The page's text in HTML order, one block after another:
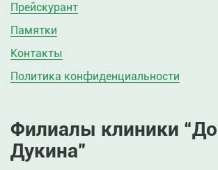
Прейскурант
Памятки
Контакты
Политика конфиденциальности
Филиалы клиники
Дукина”